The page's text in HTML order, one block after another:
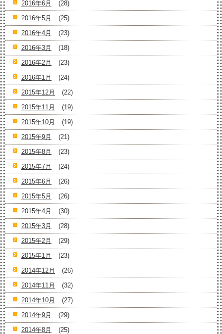
2016年6月
(28)
2016年5月
(25)
2016年4月
(23)
2016年3月
(18)
2016年2月
(23)
2016年1月
(24)
2015年12月
(22)
2015年11月
(19)
2015年10月
(19)
2015年9月
(21)
2015年8月
(23)
2015年7月
(24)
2015年6月
(26)
2015年5月
(26)
2015年4月
(30)
2015年3月
(28)
2015年2月
(29)
2015年1月
(23)
2014年12月
(26)
2014年11月
(32)
2014年10月
(27)
2014年9月
(29)
2014年8月
(25)